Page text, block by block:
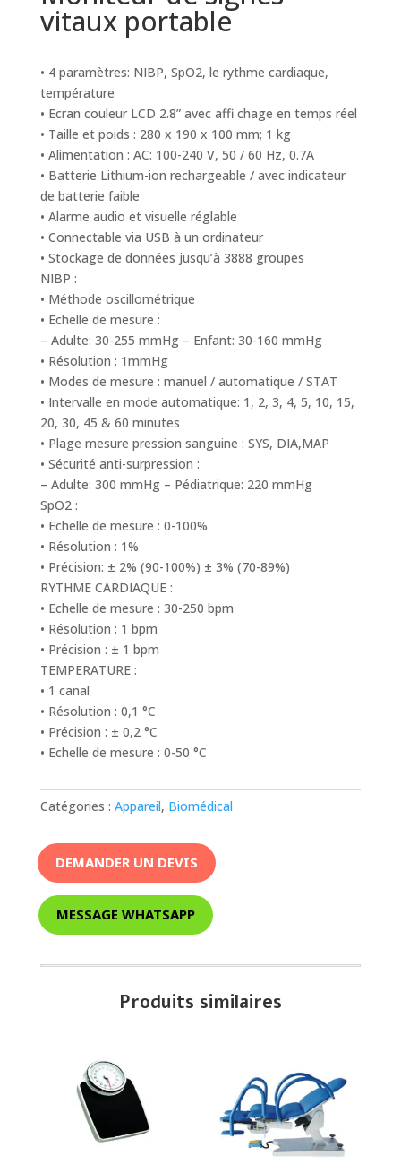
vitaux portable
• 4 paramètres: NIBP, SpO2, le rythme cardiaque,
température
• Ecran couleur LCD 2.8” avec affi chage en temps réel
• Taille et poids : 280 x 190 x 100 mm; 1 kg
• Alimentation : AC: 100-240 V, 50 / 60 Hz, 0.7A
• Batterie Lithium-ion rechargeable / avec indicateur
de batterie faible
• Alarme audio et visuelle réglable
• Connectable via USB à un ordinateur
• Stockage de données jusqu’à 3888 groupes
NIBP :
• Méthode oscillométrique
• Echelle de mesure :
– Adulte: 30-255 mmHg – Enfant: 30-160 mmHg
• Résolution : 1mmHg
• Modes de mesure : manuel / automatique / STAT
• Intervalle en mode automatique: 1, 2, 3, 4, 5, 10, 15,
20, 30, 45 & 60 minutes
• Plage mesure pression sanguine : SYS, DIA,MAP
• Sécurité anti-surpression :
– Adulte: 300 mmHg – Pédiatrique: 220 mmHg
SpO2 :
• Echelle de mesure : 0-100%
• Résolution : 1%
• Précision: ± 2% (90-100%) ± 3% (70-89%)
RYTHME CARDIAQUE :
• Echelle de mesure : 30-250 bpm
• Résolution : 1 bpm
• Précision : ± 1 bpm
TEMPERATURE :
• 1 canal
• Résolution : 0,1 °C
• Précision : ± 0,2 °C
• Echelle de mesure : 0-50 °C
Catégories : Appareil, Biomédical
DEMANDER UN DEVIS
MESSAGE WHATSAPP
Produits similaires